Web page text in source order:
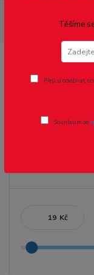
pojezdů, náhradní díly
určené ke stavbě.
Kč
Těšíme
Přeji si odebírat
Souhlasím se